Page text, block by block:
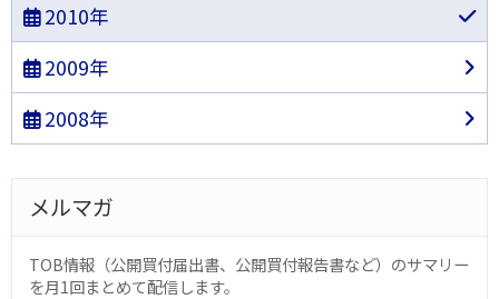
2010年
2009年
2008年
メルマガ
TOB情報（公開買付届出書、公開買付報告書など）のサマリー
を月1回まとめて配信します。